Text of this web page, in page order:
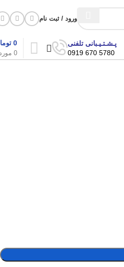
ورود / ثبت نام
پـشـتـیـبانی تلفنی
5780 670 0919
0
0